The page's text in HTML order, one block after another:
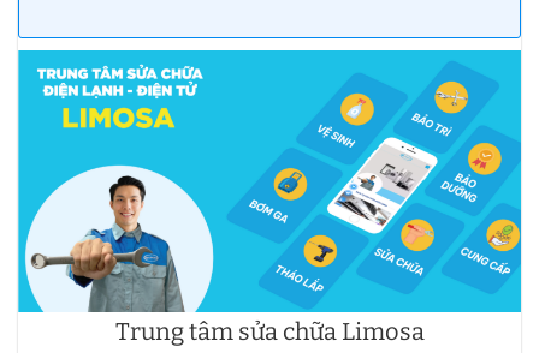
Trung tâm sửa chữa Limosa